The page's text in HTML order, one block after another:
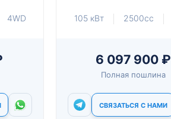
4WD 105 кВт 2500cc
6 097 900 ₽
Полная пошлина
СВЯЗАТЬСЯ С НАМИ